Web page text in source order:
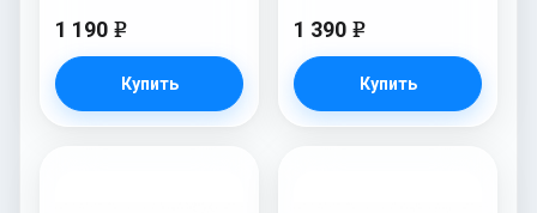
1 190 e
Купить
1 390 e
Купить